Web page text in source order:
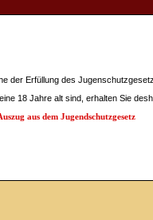
der Erfüllung des
18 Jahre alt sind, erhalten Sie
aus dem Jugendschutzgesetz